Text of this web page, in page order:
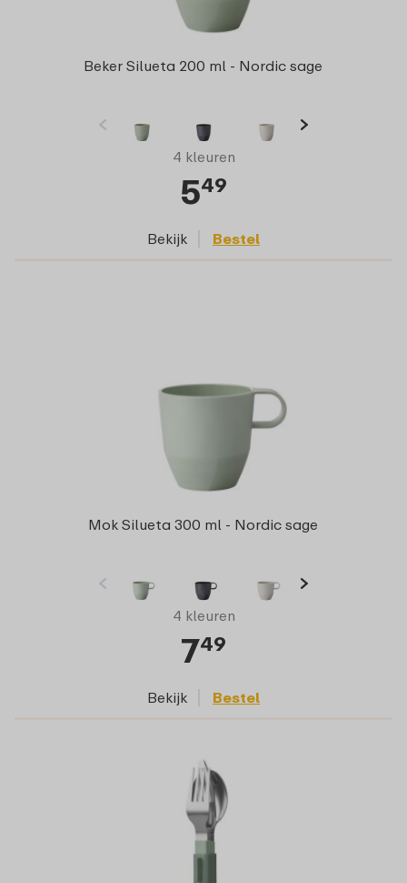
Beker Silueta 200 ml - Nordic sage
4 kleuren
549
Bekijk Bestel
Mok Silueta 300 ml - Nordic sage
4 kleuren
749
Bekijk Bestel